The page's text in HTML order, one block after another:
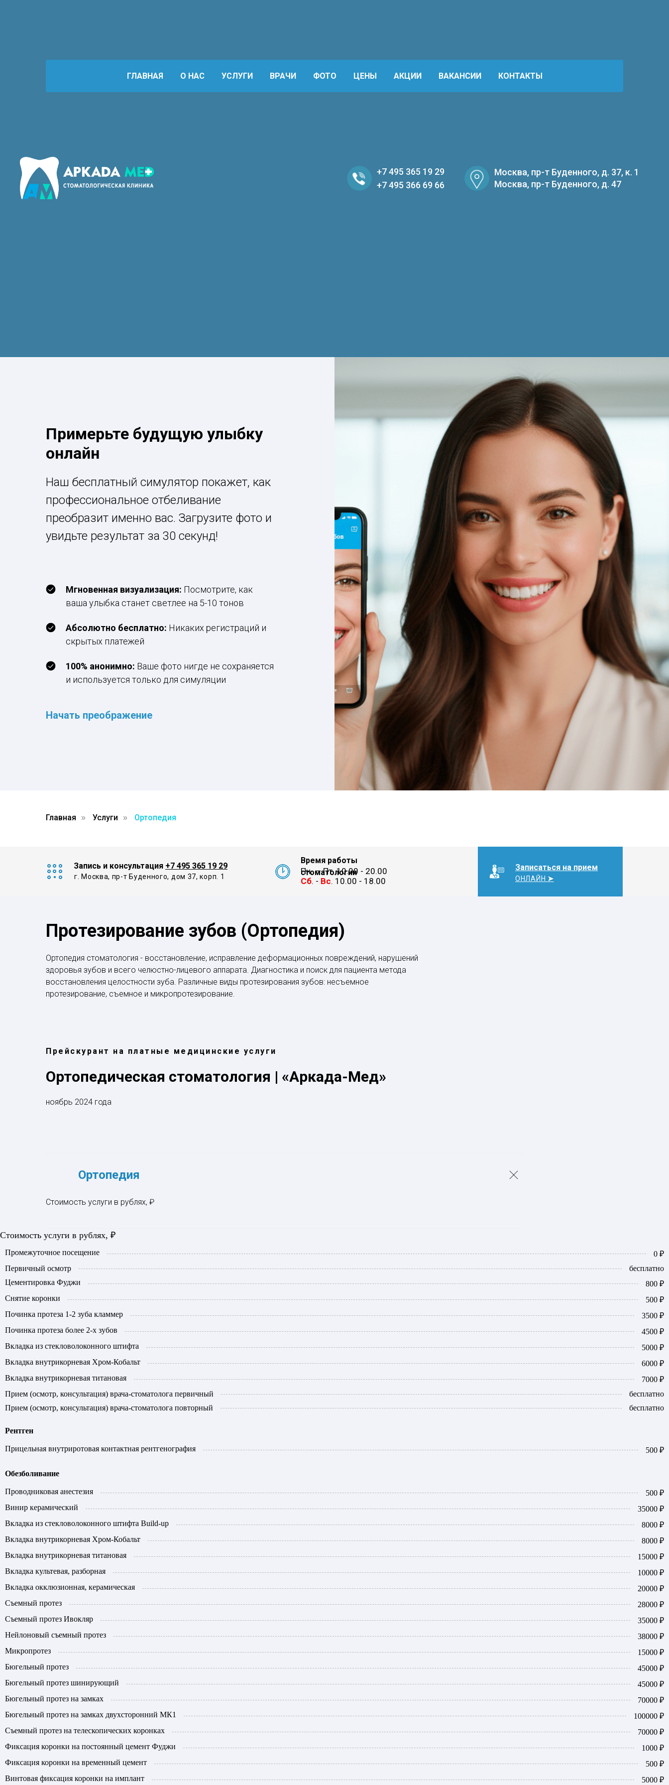
+7 495 365 19 29
+7 495 366 69 66
Москва, пр-т Буденного, д. 37, к. 1
Москва, пр-т Буденного, д. 47
ГЛАВНАЯ О НАС УСЛУГИ ВРАЧИ ФОТО ЦЕНЫ АКЦИИ ВАКАНСИИ КОНТАКТЫ
Примерьте будущую улыбку
онлайн
Наш бесплатный симулятор покажет, как
профессиональное отбеливание
преобразит именно вас. Загрузите фото и
увидьте результат за 30 секунд!
Мгновенная визуализация: Посмотрите, как
ваша улыбка станет светлее на 5-10 тонов
Абсолютно бесплатно: Никаких регистраций и
скрытых платежей
100% анонимно: Ваше фото нигде не сохраняется
и используется только для симуляции
Начать преображение
Главная » Услуги » Ортопедия
Запись и консультация +7 495 365 19 29
г. Москва, пр-т Буденного, дом 37, корп. 1
Время работы
стоматологии
Записаться на прием
ОНЛАЙН ➤
Пн. — Пт. 10.00 - 20.00
Сб. - Вс. 10.00 - 18.00
Протезирование зубов (Ортопедия)
Ортопедия стоматология - восстановление, исправление деформационных повреждений, нарушений
здоровья зубов и всего челюстно-лицевого аппарата. Диагностика и поиск для пациента метода
восстановления целостности зуба. Различные виды протезирования зубов: несъемное
протезирование, съемное и микропротезирование.
Прейскурант на платные медицинские услуги
Ортопедическая стоматология | «Аркада-Мед»
ноябрь 2024 года
Ортопедия
Стоимость услуги в рублях, ₽
Стоимость услуги в рублях, ₽
Промежуточное посещение
0 ₽
Первичный осмотр
бесплатно
Цементировка Фуджи
800 ₽
Снятие коронки
500 ₽
Починка протеза 1-2 зуба кламмер
3500 ₽
Починка протеза более 2-х зубов
4500 ₽
Вкладка из стекловолоконного штифта
5000 ₽
Вкладка внутрикорневая Хром-Кобальт
6000 ₽
Вкладка внутрикорневая титановая
7000 ₽
Прием (осмотр, консультация) врача-стоматолога первичный
бесплатно
Прием (осмотр, консультация) врача-стоматолога повторный
бесплатно
Рентген
Прицельная внутриротовая контактная рентгенография 500 ₽
Обезболивание
Проводниковая анестезия
500 ₽
Винир керамический
35000 ₽
Вкладка из стекловолоконного штифта Build-up
8000 ₽
Вкладка внутрикорневая Хром-Кобальт
8000 ₽
Вкладка внутрикорневая титановая
15000 ₽
Вкладка культевая, разборная
10000 ₽
Вкладка окклюзионная, керамическая
20000 ₽
Съемный протез
28000 ₽
Съемный протез Ивокляр
35000 ₽
Нейлоновый съемный протез
38000 ₽
Микропротез
15000 ₽
Бюгельный протез
45000 ₽
Бюгельный протез шинирующий
45000 ₽
Бюгельный протез на замках
70000 ₽
Бюгельный протез на замках двухсторонний МК1
100000 ₽
Съемный протез на телескопических коронках
70000 ₽
Фиксация коронки на постоянный цемент Фуджи
1000 ₽
Фиксация коронки на временный цемент
500 ₽
Винтовая фиксация коронки на имплант
5000 ₽